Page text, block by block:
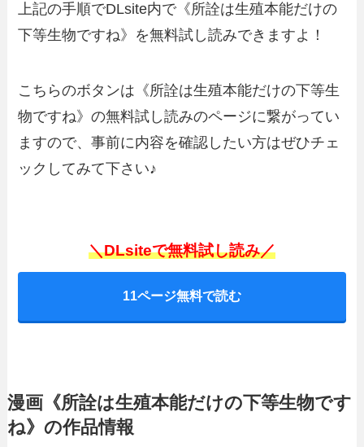
上記の手順でDLsite内で《所詮は生殖本能だけの
下等生物ですね》を無料試し読みできますよ！
こちらのボタンは《所詮は生殖本能だけの下等生
物ですね》の無料試し読みのページに繋がってい
ますので、事前に内容を確認したい方はぜひチェ
ックしてみて下さい♪
＼DLsiteで無料試し読み／
11ページ無料で読む
漫画《所詮は生殖本能だけの下等生物です
ね》の作品情報